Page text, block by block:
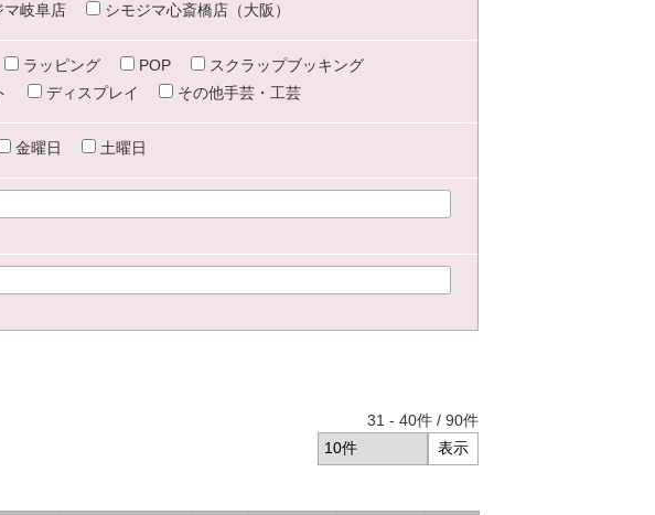
マ岐阜店 シモジマ心斎橋店（大阪）
ラッピング POP
スクラップブッキング
ディスプレイ その他手芸・工芸
金曜日 土曜日
31 - 40件 / 90件